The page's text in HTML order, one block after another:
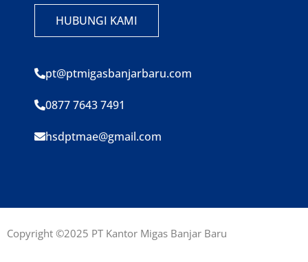
HUBUNGI KAMI
pt@ptmigasbanjarbaru.com
0877 7643 7491
hsdptmae@gmail.com
Copyright ©2025 PT Kantor Migas Banjar Baru